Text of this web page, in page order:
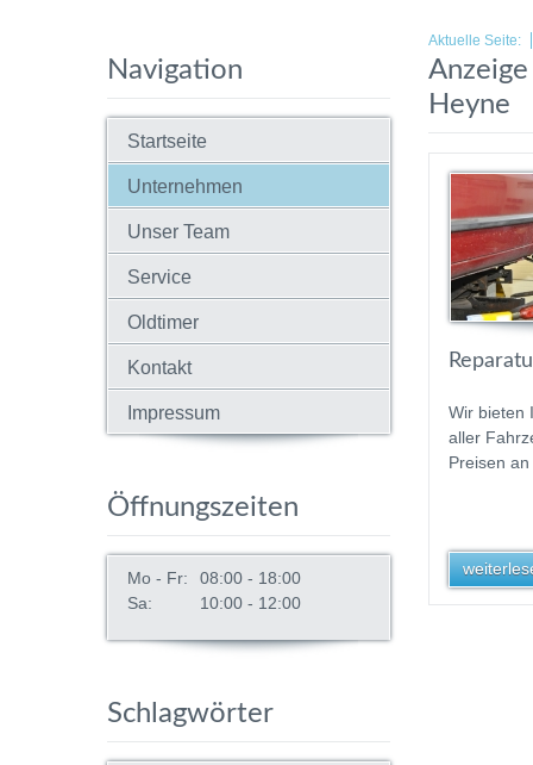
Navigation
Startseite
Unternehmen
Unser Team
Service
Oldtimer
Kontakt
Impressum
Öffnungszeiten
Mo - Fr:
08:00 - 18:00
Sa:
10:00 - 12:00
Schlagwörter
Aktuelle Seite:
Heyne
Wir bieten
aller
Preisen